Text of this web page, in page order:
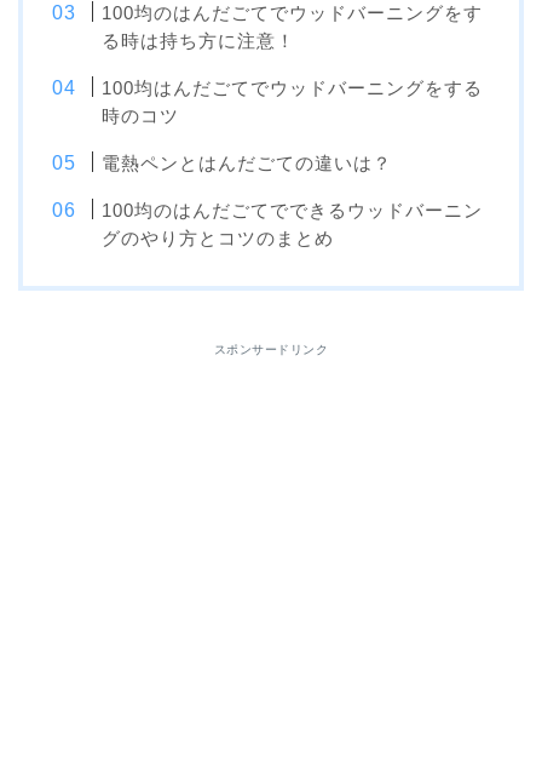
100均のはんだごてでウッドバーニングをす
る時は持ち方に注意！
100均はんだごてでウッドバーニングをする
時のコツ
電熱ペンとはんだごての違いは？
100均のはんだごてでできるウッドバーニン
グのやり方とコツのまとめ
スポンサードリンク